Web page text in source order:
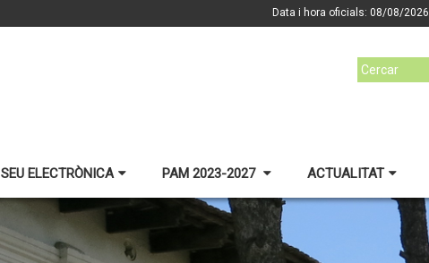
Data i hora oficials: 08/08/2026
SEU ELECTRÒNICA PAM 2023-2027 ACTUALITAT